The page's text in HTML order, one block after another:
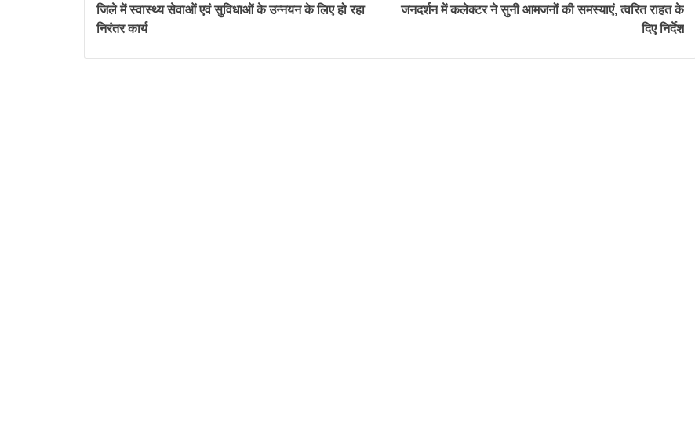
जिले में स्वास्थ्य सेवाओं एवं सुविधाओं के उन्नयन के लिए हो रहा
निरंतर कार्य
जनदर्शन में कलेक्टर ने सुनी आमजनों की समस्याएं, त्वरित राहत के
दिए निर्देश